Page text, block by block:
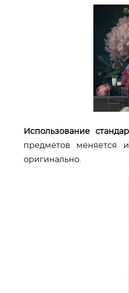
Использование
предметов меняется
оригинально.